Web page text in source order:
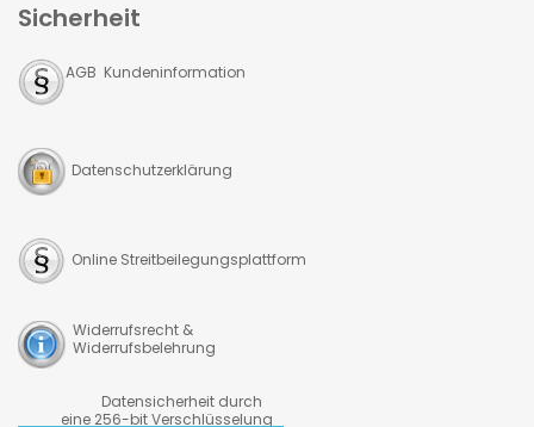
Sicherheit
AGB Kundeninformation
Datenschutzerklärung
Online Streitbeilegungsplattform
Widerrufsrecht &
Widerrufsbelehrung
Datensicherheit durch
eine 256-bit Verschlüsselung